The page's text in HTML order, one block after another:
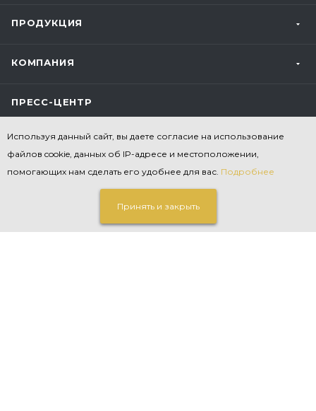
ПРОДУКЦИЯ
КОМПАНИЯ
ПРЕСС-ЦЕНТР
ПОДПИСКА НА РАССЫЛКУ
Используя данный сайт, вы даете согласие на использование
файлов cookie, данных об IP-адресе и местоположении,
помогающих нам сделать его удобнее для вас. Подробнее
Принять и закрыть